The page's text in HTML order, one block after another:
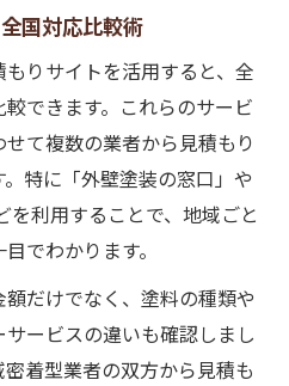
国対応比較術
りサイトを活用すると、全
できます。これらのサービ
て複数の業者から見積もり
特に「外壁塗装の窓口」や
を利用することで、地域ごと
でわかります。
だけでなく、塗料の種類や
ービスの違いも確認しまし
着型業者の双方から見積も